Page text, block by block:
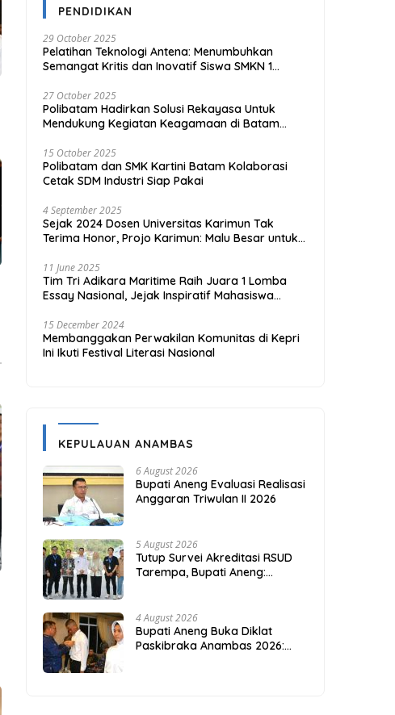
PENDIDIKAN
29 October 2025
Pelatihan Teknologi Antena: Menumbuhkan
Semangat Kritis dan Inovatif Siswa SMKN 1
27 October 2025
Polibatam Hadirkan Solusi Rekayasa Untuk
Mendukung Kegiatan Keagamaan di Batam
15 October 2025
Polibatam dan SMK Kartini Batam Kolaborasi
Cetak SDM Industri Siap Pakai
4 September 2025
Sejak 2024 Dosen Universitas Karimun Tak
Terima Honor, Projo Karimun: Malu Besar untuk
11 June 2025
Tim Tri Adikara Maritime Raih Juara 1 Lomba
Essay Nasional, Jejak Inspiratif Mahasiswa
15 December 2024
Membanggakan Perwakilan Komunitas di Kepri
Ini Ikuti Festival Literasi Nasional
KEPULAUAN ANAMBAS
6 August 2026
Bupati Aneng Evaluasi Realisasi
Anggaran Triwulan II 2026
5 August 2026
Tutup Survei Akreditasi RSUD
Tarempa, Bupati Aneng:
4 August 2026
Bupati Aneng Buka Diklat
Paskibraka Anambas 2026: